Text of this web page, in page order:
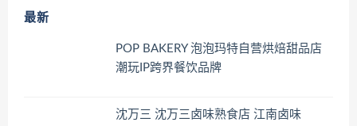
最新
POP BAKERY 泡泡玛特自营烘焙甜品店
潮玩IP跨界餐饮品牌
沈万三 沈万三卤味熟食店 江南卤味